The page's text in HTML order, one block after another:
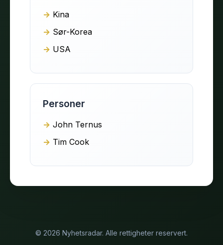
Kina
Sør-Korea
USA
Personer
John Ternus
Tim Cook
© 2026 Nyhetsradar. Alle rettigheter reservert.